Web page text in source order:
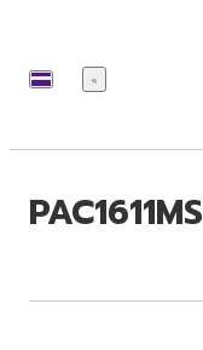
เมนู
PAC1611MS